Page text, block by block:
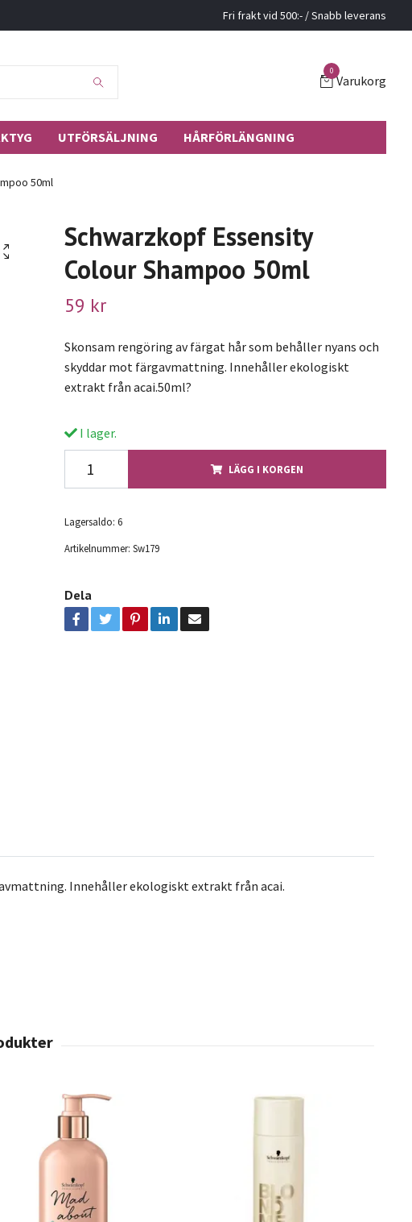
Fri frakt vid 500:- / Snabb leverans
0
Varukorg
UTFÖRSÄLJNING HÅRFÖRLÄNGNING
50ml
Schwarzkopf Essensity
Colour Shampoo 50ml
59 kr
Skonsam rengöring av färgat hår som behåller nyans och
skyddar mot färgavmattning. Innehåller ekologiskt
extrakt från acai.50ml?
I lager.
LÄGG I KORGEN
Lagersaldo: 6
Artikelnummer: Sw179
Dela
Innehåller ekologiskt extrakt från acai.